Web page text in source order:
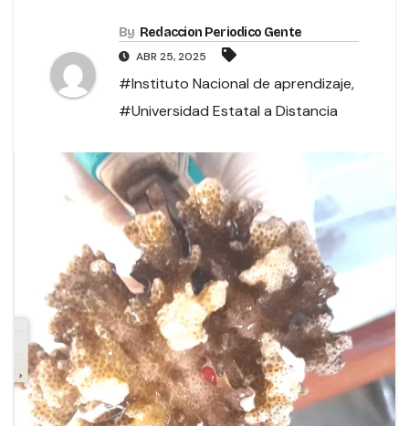
By Redaccion Periodico Gente
ABR 25, 2025
#Instituto Nacional de aprendizaje,
#Universidad Estatal a Distancia